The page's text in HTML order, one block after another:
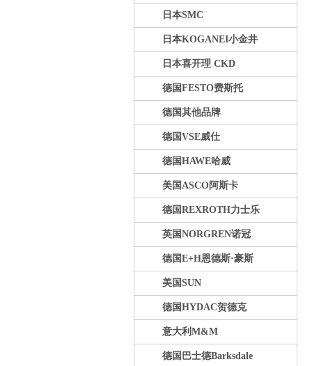
日本SMC
日本KOGANEI小金井
日本喜开理 CKD
德国FESTO费斯托
德国其他品牌
德国VSE威仕
德国HAWE哈威
美国ASCO阿斯卡
德国REXROTH力士乐
英国NORGREN诺冠
德国E+H恩德斯·豪斯
美国SUN
德国HYDAC贺德克
意大利M&M
德国巴士德Barksdale